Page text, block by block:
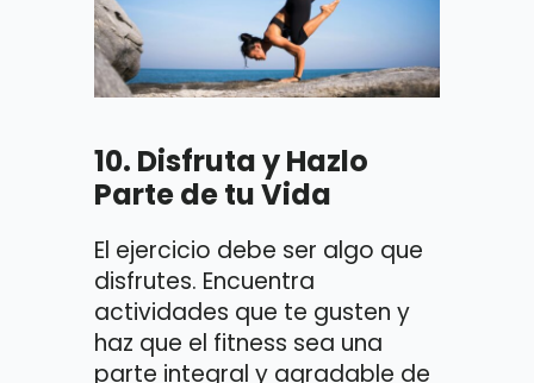
10. Disfruta y Hazlo
Parte de tu Vida
El ejercicio debe ser algo que
disfrutes. Encuentra
actividades que te gusten y
haz que el fitness sea una
parte integral y agradable de